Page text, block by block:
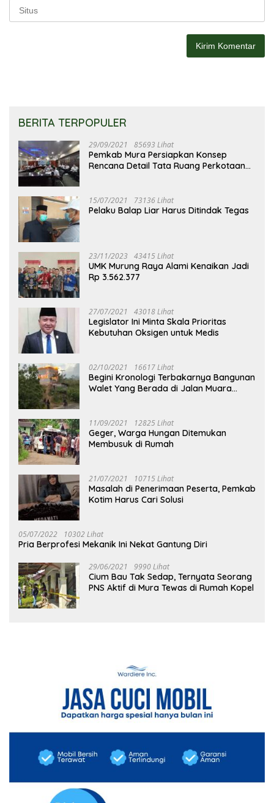
BERITA TERPOPULER
29/09/2021 85693 Lihat
Pemkab Mura Persiapkan Konsep
Rencana Detail Tata Ruang Perkotaan
15/07/2021 73136 Lihat
Pelaku Balap Liar Harus Ditindak Tegas
23/11/2023 43415 Lihat
UMK Murung Raya Alami Kenaikan Jadi
Rp 3.562.377
27/07/2021 43018 Lihat
Legislator Ini Minta Skala Prioritas
Kebutuhan Oksigen untuk Medis
02/10/2021 16617 Lihat
Begini Kronologi Terbakarnya Bangunan
Walet Yang Berada di Jalan Muara
11/09/2021 12825 Lihat
Geger, Warga Hungan Ditemukan
Membusuk di Rumah
21/07/2021 10715 Lihat
Masalah di Penerimaan Peserta, Pemkab
Kotim Harus Cari Solusi
05/07/2022 10302 Lihat
Pria Berprofesi Mekanik Ini Nekat Gantung Diri
29/06/2021 9990 Lihat
Cium Bau Tak Sedap, Ternyata Seorang
PNS Aktif di Mura Tewas di Rumah Kopel